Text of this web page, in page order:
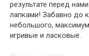
результате перед
лапками! Забавно до
небольшого,
игривые и ласковые.